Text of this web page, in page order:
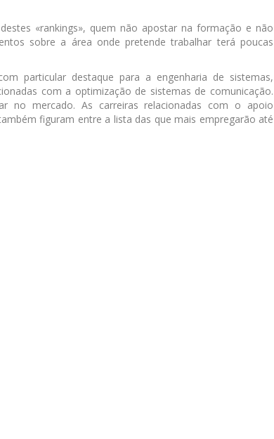
«rankings», quem não apostar na formação e não
sobre a área onde pretende trabalhar terá poucas
particular destaque para a engenharia de sistemas,
com a optimização de sistemas de comunicação.
no mercado. As carreiras relacionadas com o apoio
figuram entre a lista das que mais empregarão até